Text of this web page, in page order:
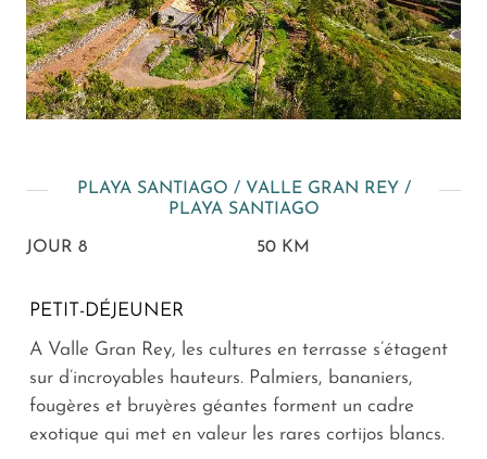
PLAYA SANTIAGO / VALLE GRAN REY /
PLAYA SANTIAGO
JOUR 8 50 KM
PETIT-DÉJEUNER
A Valle Gran Rey, les cultures en terrasse s’étagent
sur d’incroyables hauteurs. Palmiers, bananiers,
fougères et bruyères géantes forment un cadre
exotique qui met en valeur les rares cortijos blancs.